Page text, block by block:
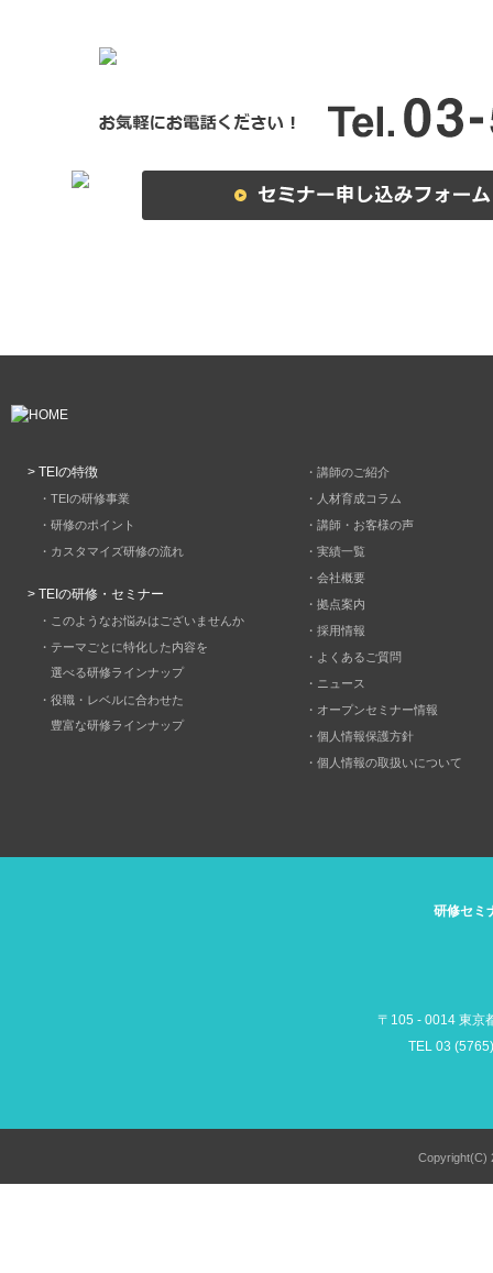
HOME
> TEIの特徴
・TEIの研修事業
・研修のポイント
・カスタマイズ研修の流れ
> TEIの研修・セミナー
・このようなお悩みはございませんか
・テーマごとに特化した内容を
選べる研修ラインナップ
・役職・レベルに合わせた
豊富な研修ラインナップ
・講師のご紹介
・人材育成コラム
・講師・お客様の声
・実績一覧
・会社概要
・拠点案内
・採用情報
・よくあるご質問
・ニュース
・オープンセミナー情報
・個人情報保護方針
・個人情報の取扱いについて
研修セミ
〒105 - 0014 東京
TEL 03
Copyright(C)